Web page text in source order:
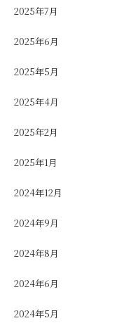
2025年7月
2025年6月
2025年5月
2025年4月
2025年2月
2025年1月
2024年12月
2024年9月
2024年8月
2024年6月
2024年5月